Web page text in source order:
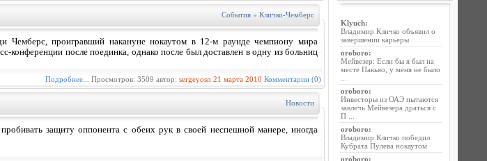
События » Кличко-Чемберс
Чемберс, проигравший накануне нокаутом в 12-м раунде чемпиону мира
конференции после поединка, однако после был доставлен в одну из больниц
Подробнее... Просмотров: 3509 автор: sergeyosn 21 марта 2010 Комментарии (0)
Новости
защиту оппонента с обеих рук в своей неспешной манере, иногда
Klyuch:
Владимир Кличко объявил о
завершении карьеры
oroboro:
Мейвезер: Если бы я был на
месте Пакьяо, у меня не было
oroboro:
Инвесторы из ОАЭ пытаются
завлечь Мейвезера драться с
П ...
oroboro:
Владимир Кличко победил
Кубрата Пулева нокаутом
oroboro: